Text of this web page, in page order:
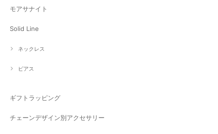
モアサナイト
Solid Line
ネックレス
ピアス
ギフトラッピング
チェーンデザイン別アクセサリー